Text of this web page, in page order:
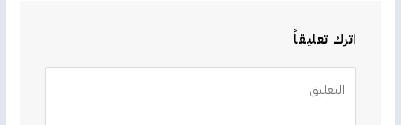
اترك تعليقاً